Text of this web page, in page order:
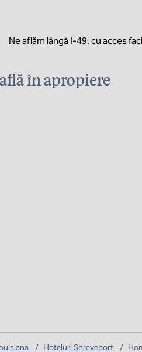
Ne aflăm lângă I-49, cu acces
află în apropiere
/ Hoteluri Shreveport /